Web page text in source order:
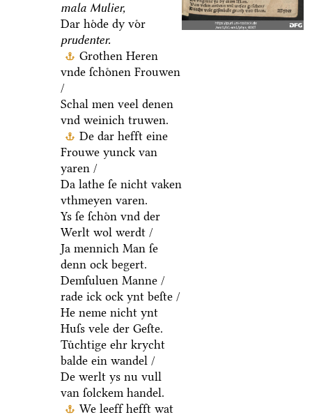
mala Mulier,
Dar hoͤde dy voͤr
prudenter.
Grothen Heren
vnde ſchoͤnen Frouwen
/
Schal men veel denen
vnd weinich truwen.
De dar hefft eine
Frouwe yunck van
yaren /
Da lathe ſe nicht vaken
vthmeyen varen.
Ys ſe ſchoͤn vnd der
Werlt wol werdt /
Ja mennich Man ſe
denn ock begert.
Demſuluen Manne /
rade ick ock ynt beſte /
He neme nicht ynt
Huſs vele der Geſte.
Tuͤchtige ehr krycht
balde ein wandel /
De werlt ys nu vull
van ſolckem handel.
We leeff hefft wat